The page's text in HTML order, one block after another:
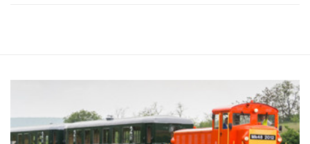
REGISZTRÁCIÓ